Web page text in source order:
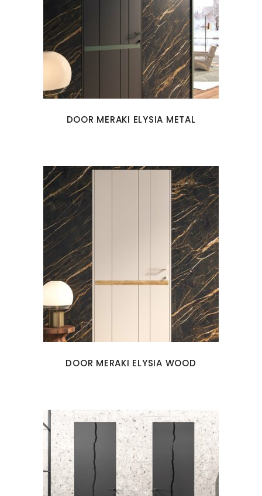
DOOR MERAKI ELYSIA METAL
DOOR MERAKI ELYSIA WOOD